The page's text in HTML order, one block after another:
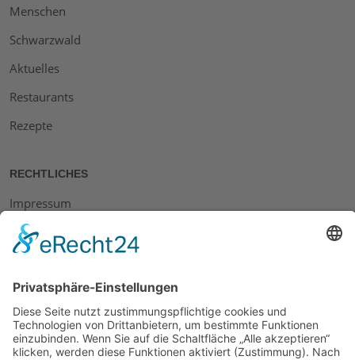
Menschen
Schwarzwald
Aktuelles
Restaurants
Rezepte
RECHTLICHES
Impressum
Datenschutz
Widerrufsbelehrung
Bankdaten